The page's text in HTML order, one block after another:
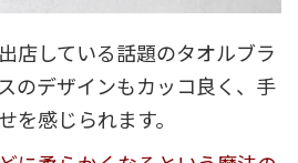
店している話題のタオルブラ
のデザインもカッコ良く、手
を感じられます。